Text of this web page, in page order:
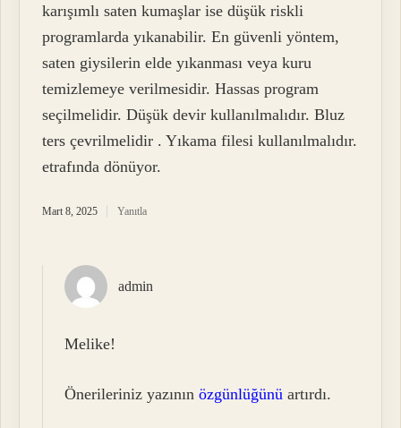
karışımlı saten kumaşlar ise düşük riskli
programlarda yıkanabilir. En güvenli yöntem,
saten giysilerin elde yıkanması veya kuru
temizlemeye verilmesidir. Hassas program
seçilmelidir. Düşük devir kullanılmalıdır. Bluz
ters çevrilmelidir . Yıkama filesi kullanılmalıdır.
etrafında dönüyor.
Mart 8, 2025 Yanıtla
admin
Melike!
Önerileriniz yazınınözgünlüğünü artırdı.